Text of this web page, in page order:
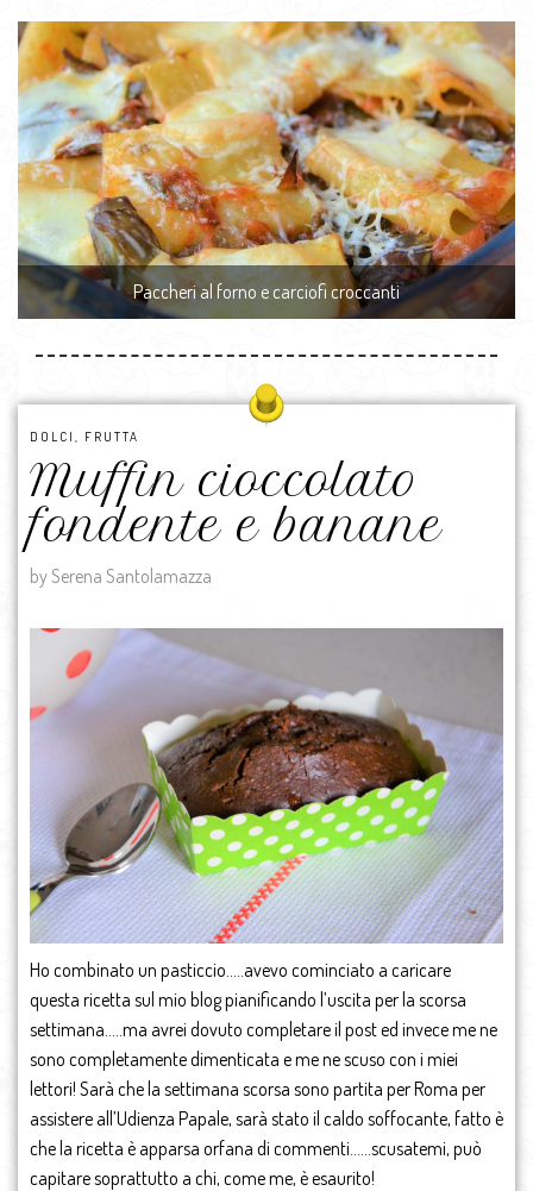
Paccheri al forno e carciofi croccanti
DOLCI FRUTTA
Muffin cioccolato
fondente e banane
by Serena Santolamazza
Ho combinato un pasticcio…..avevo cominciato a caricare
questa ricetta sul mio blog pianificando l’uscita per la scorsa
settimana…..ma avrei dovuto completare il post ed invece me ne
sono completamente dimenticata e me ne scuso con i miei
lettori! Sarà che la settimana scorsa sono partita per Roma per
assistere all’Udienza Papale, sarà stato il caldo soffocante, fatto è
che la ricetta è apparsa orfana di commenti……scusatemi, può
capitare soprattutto a chi, come me, è esaurito!